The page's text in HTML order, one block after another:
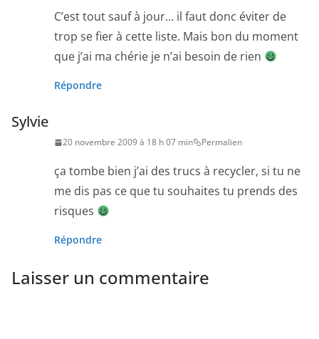
C’est tout sauf à jour… il faut donc éviter de
trop se fier à cette liste. Mais bon du moment
que j’ai ma chérie je n’ai besoin de rien
Répondre
Sylvie
20 novembre 2009 à 18 h 07 min Permalien
ça tombe bien j’ai des trucs à recycler, si tu ne
me dis pas ce que tu souhaites tu prends des
risques
Répondre
Laisser un commentaire